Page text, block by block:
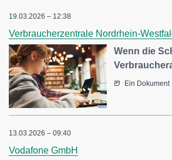
19.03.2026 – 12:38
Verbraucherzentrale Nordrhein-
Wenn die
Ein Dokument
13.03.2026 – 09:40
Vodafone GmbH